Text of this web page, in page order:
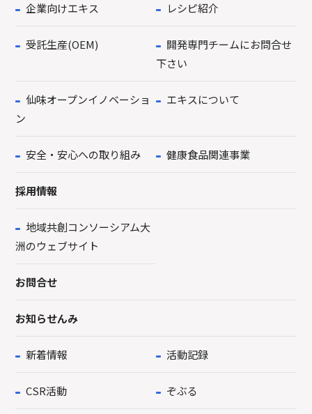
企業向けエキス レシピ紹介
受託生産(OEM)
開発専門チームにお問合せ
下さい
仙味オープンイノベーショ
ン
エキスについて
安全・安心への取り組み 健康食品関連事業
採用情報
地域共創コンソーシアム大
洲のウェブサイト
お問合せ
お知らせんみ
新着情報 活動記録
CSR活動 ぞぶる